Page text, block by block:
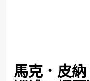
馬克．皮